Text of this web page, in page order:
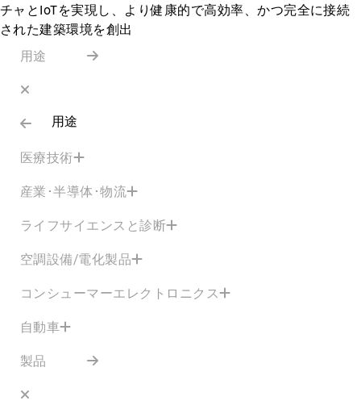
チャとIoTを実現し、より健康的で高効率、かつ完全に接続
された建築環境を創出
用途
用途
医療技術
産業･半導体･物流
ライフサイエンスと診断
空調設備/電化製品
コンシューマーエレクトロニクス
自動車
製品